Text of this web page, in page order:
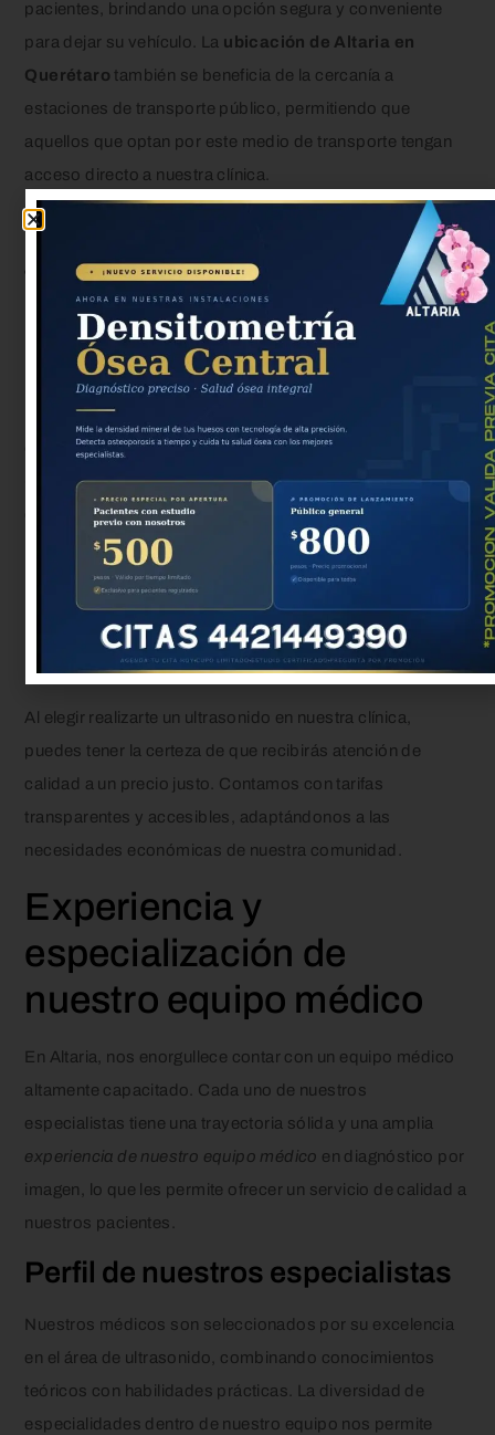
pacientes, brindando una opción segura y conveniente
para dejar su vehículo. La ubicación de Altaria en
Querétaro también se beneficia de la cercanía a
estaciones de transporte público, permitiendo que
aquellos que optan por este medio de transporte tengan
acceso directo a nuestra clínica.
Costos y opciones de
financiamiento para
ultrasonido en Querétaro
En Altaria, nos dedicamos a brindar servicios de
ultrasonido de alta calidad a precios competitivos. Nos
enorgullece ofrecer los mejorescostos de ultrasonido en
Querétaro, lo que permite a nuestros pacientes acceder a
diagnósticos precisos
sin comprometer su
presupuesto. La salud no debería ser un lujo, y nuestra
política de precios refleja ese compromiso.
Los mejores precios en
ultrasonido
Al elegir realizarte un ultrasonido en nuestra clínica,
puedes tener la certeza de que recibirás atención de
calidad a un precio justo. Contamos con tarifas
transparentes y accesibles, adaptándonos a las
necesidades económicas de nuestra comunidad.
Experiencia y
especialización de
nuestro equipo médico
En Altaria, nos enorgullece contar con un equipo médico
altamente capacitado. Cada uno de nuestros
especialistas tiene una trayectoria sólida y una amplia
experiencia de nuestro equipo médico en diagnóstico por
imagen, lo que les permite ofrecer un servicio de calidad a
nuestros pacientes.
Perfil de nuestros especialistas
Nuestros médicos son seleccionados por su excelencia
en el área de ultrasonido, combinando conocimientos
teóricos con habilidades prácticas. La diversidad de
especialidades dentro de nuestro equipo nos permite